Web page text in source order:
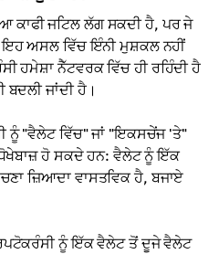
ਕਾਫੀ ਜਟਿਲ ਲੱਗ ਸਕਦੀ ਹੈ, ਪਰ ਜੇ
ਇਹ ਅਸਲ ਵਿੱਚ ਇੰਨੀ ਮੁਸ਼ਕਲ ਨਹੀਂ
ਹਮੇਸ਼ਾ ਨੈੱਟਵਰਕ ਵਿੱਚ ਹੀ ਰਹਿੰਦੀ ਹੈ
ਬਦਲੀ ਜਾਂਦੀ ਹੈ।
ਨੂੰ "ਵੈਲੇਟ ਵਿੱਚ" ਜਾਂ "ਇਕਸਚੇਂਜ 'ਤੇ"
ਹੋ ਸਕਦੇ ਹਨ: ਵੈਲੇਟ ਨੂੰ ਇੱਕ
ਜ਼ਿਆਦਾ ਵਾਸਤਵਿਕ ਹੈ, ਬਜਾਏ
ਨੂੰ ਇੱਕ ਵੈਲੇਟ ਤੋਂ ਦੂਜੇ ਵੈਲੇਟ